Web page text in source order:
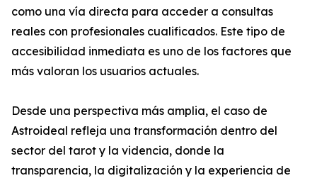
como una vía directa para acceder a consultas
reales con profesionales cualificados. Este tipo de
accesibilidad inmediata es uno de los factores que
más valoran los usuarios actuales.
Desde una perspectiva más amplia, el caso de
Astroideal refleja una transformación dentro del
sector del tarot y la videncia, donde la
transparencia, la digitalización y la experiencia de